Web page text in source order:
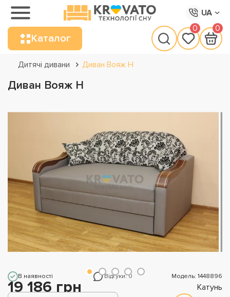
UA
Каталог
0 0
Дитячі дивани Диван Вояж Н
Диван Вояж Н
В наявності Відгуки: 0 Модель: 1448896
19 186 грн Катунь